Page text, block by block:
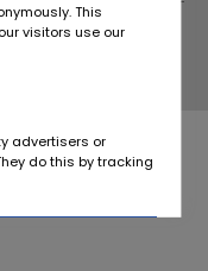
This
visitors use our
advertisers or
do this by tracking